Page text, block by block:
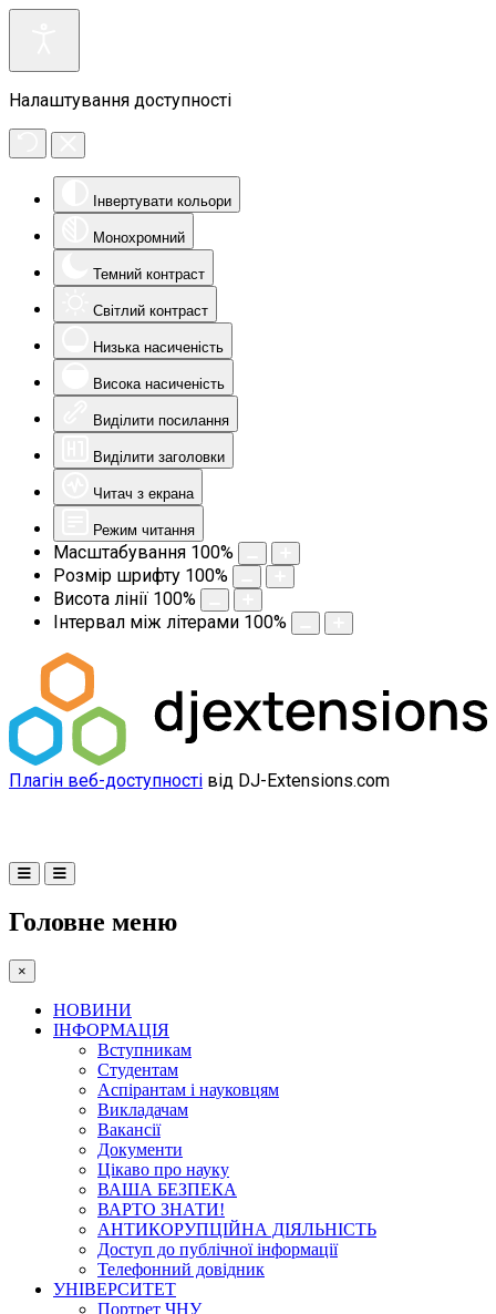
Налаштування доступності
Інвертувати кольори
Монохромний
Темний контраст
Світлий контраст
Низька насиченість
Висока насиченість
Виділити посилання
Виділити заголовки
Читач з екрана
Режим читання
Масштабування 100%
Розмір шрифту 100%
Висота лінії 100%
Інтервал між літерами 100%
Плагін веб-доступності від DJ-Extensions.com
Головне меню
×
НОВИНИ
ІНФОРМАЦІЯ
Вступникам
Студентам
Аспірантам і науковцям
Викладачам
Вакансії
Документи
Цікаво про науку
ВАША БЕЗПЕКА
ВАРТО ЗНАТИ!
АНТИКОРУПЦІЙНА ДІЯЛЬНІСТЬ
Доступ до публічної інформації
Телефонний довідник
УНІВЕРСИТЕТ
Портрет ЧНУ